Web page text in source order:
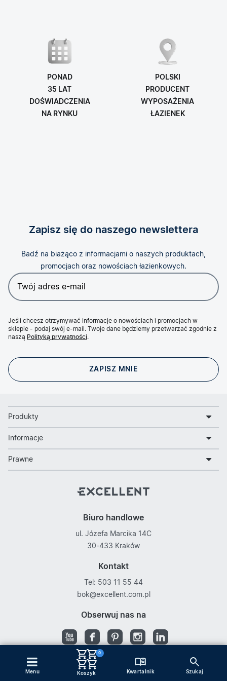
Menu
0
Koszyk Kwartalnik Szukaj
PONAD
35 LAT
DOŚWIADCZENIA
NA RYNKU
POLSKI
PRODUCENT
WYPOSAŻENIA
ŁAZIENEK
Zapisz się do naszego newslettera
Badź na biażąco z informacjami o naszych produktach,
promocjach oraz nowościach łazienkowych.
Jeśli chcesz otrzymywać informacje o nowościach i promocjach w
sklepie - podaj swój e-mail. Twoje dane będziemy przetwarzać zgodnie z
naszą Polityką prywatności.
Produkty
Informacje
Prawne
Biuro handlowe
ul. Józefa Marcika 14C
30-433 Kraków
Kontakt
Tel: 503 11 55 44
bok@excellent.com.pl
Obserwuj nas na
Copyright © Excellent